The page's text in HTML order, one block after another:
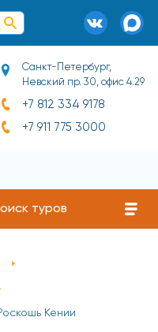
Санкт-Петербург,
Невский пр. 30, офис 4.29
+7 812 334 9178
+7 911 775 3000
туров
Кении